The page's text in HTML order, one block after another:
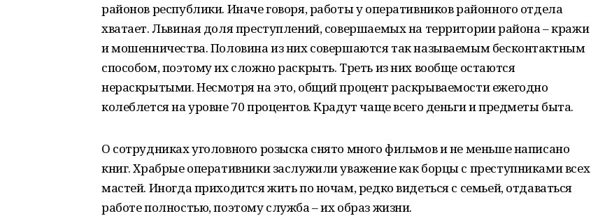
районов республики. Иначе говоря, работы у оперативников районного отдела
хватает. Львиная доля преступлений, совершаемых на территории района – кражи
и мошенничества. Половина из них совершаются так называемым бесконтактным
способом, поэтому их сложно раскрыть. Треть из них вообще остаются
нераскрытыми. Несмотря на это, общий процент раскрываемости ежегодно
колеблется на уровне 70 процентов. Крадут чаще всего деньги и предметы быта.
О сотрудниках уголовного розыска снято много фильмов и не меньше написано
книг. Храбрые оперативники заслужили уважение как борцы с преступниками всех
мастей. Иногда приходится жить по ночам, редко видеться с семьей, отдаваться
работе полностью, поэтому служба – их образ жизни.